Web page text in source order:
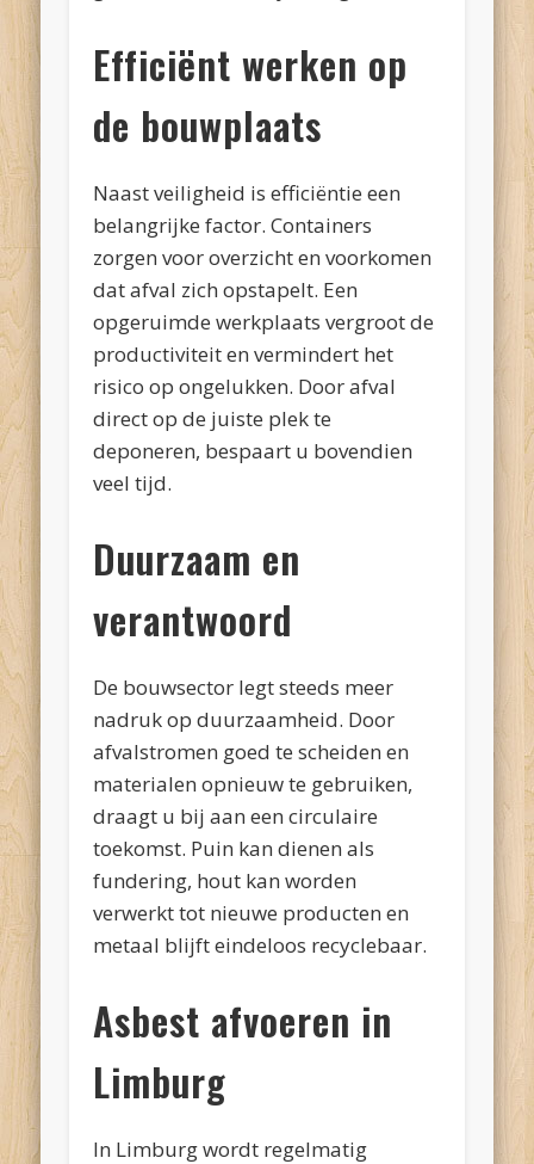
Efficiënt werken op
de bouwplaats
Naast veiligheid is efficiëntie een
belangrijke factor. Containers
zorgen voor overzicht en voorkomen
dat afval zich opstapelt. Een
opgeruimde werkplaats vergroot de
productiviteit en vermindert het
risico op ongelukken. Door afval
direct op de juiste plek te
deponeren, bespaart u bovendien
veel tijd.
Duurzaam en
verantwoord
De bouwsector legt steeds meer
nadruk op duurzaamheid. Door
afvalstromen goed te scheiden en
materialen opnieuw te gebruiken,
draagt u bij aan een circulaire
toekomst. Puin kan dienen als
fundering, hout kan worden
verwerkt tot nieuwe producten en
metaal blijft eindeloos recyclebaar.
Asbest afvoeren in
Limburg
In Limburg wordt regelmatig